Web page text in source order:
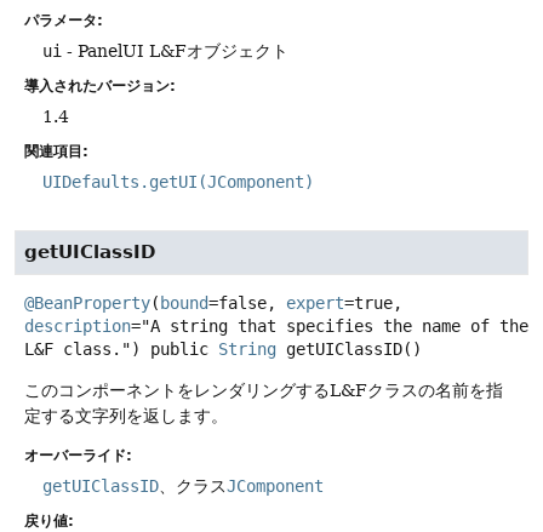
パラメータ:
ui - PanelUI L&Fオブジェクト
導入されたバージョン:
1.4
関連項目:
UIDefaults.getUI(JComponent)
getUIClassID
@BeanProperty( bound=false, expert
description="A string that specifies the name of the
L&F class.") public String getUIClassID()
このコンポーネントをレンダリングするL&Fクラスの名前を指
定する文字列を返します。
オーバーライド:
getUIClassID、クラスJComponent
戻り値: